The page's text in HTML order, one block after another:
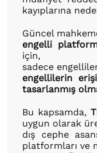
kayıplarına
Güncel
engelli
için,
sadece
engellilerin
tasarlanmış
Bu kapsamda,
uygun olarak
dış cephe
platformları ve